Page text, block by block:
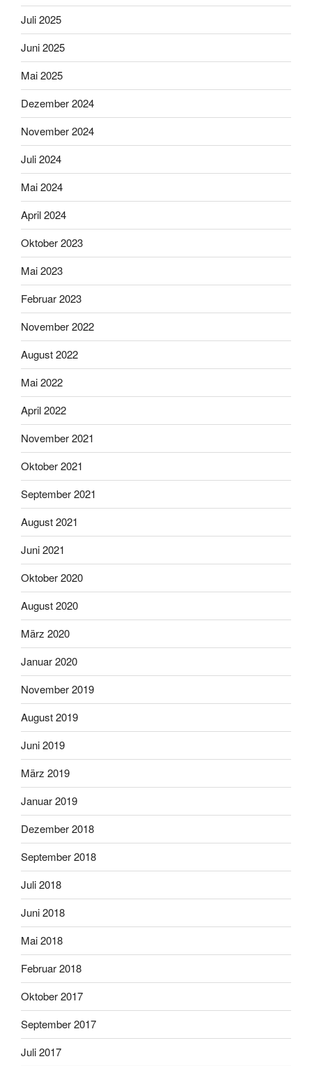
Juli 2025
Juni 2025
Mai 2025
Dezember 2024
November 2024
Juli 2024
Mai 2024
April 2024
Oktober 2023
Mai 2023
Februar 2023
November 2022
August 2022
Mai 2022
April 2022
November 2021
Oktober 2021
September 2021
August 2021
Juni 2021
Oktober 2020
August 2020
März 2020
Januar 2020
November 2019
August 2019
Juni 2019
März 2019
Januar 2019
Dezember 2018
September 2018
Juli 2018
Juni 2018
Mai 2018
Februar 2018
Oktober 2017
September 2017
Juli 2017